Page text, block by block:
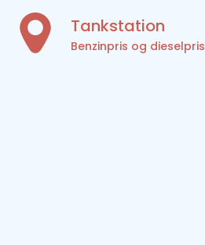
Tankstation
Benzinpris og dieselpris